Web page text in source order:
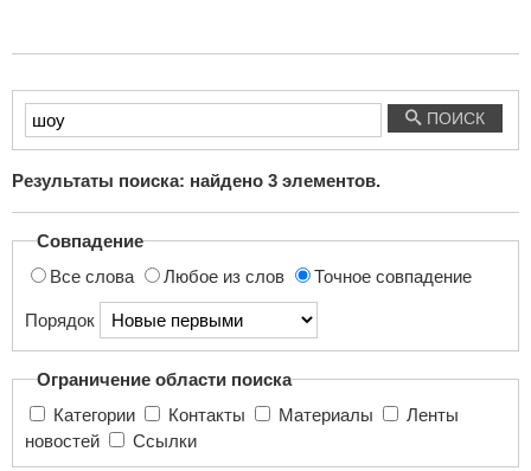
Введите
текст
поиска...
ПОИСК
Результаты поиска: найдено 3 элементов.
Совпадение
Все слова
Любое из слов Точное совпадение
Порядок
Ограничение области поиска
Категории
Контакты Материалы
новостей
Ссылки